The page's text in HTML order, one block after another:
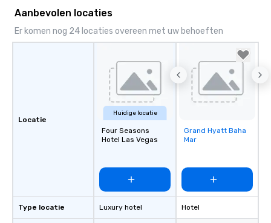
Aanbevolen locaties
Er komen nog 24 locaties overeen met uw behoeften
Locatie
Type locatie
Huidige locatie
Four Seasons
Hotel Las Vegas
Luxury hotel
Removed from
favorites
Grand Hyatt Baha
Mar
Hotel